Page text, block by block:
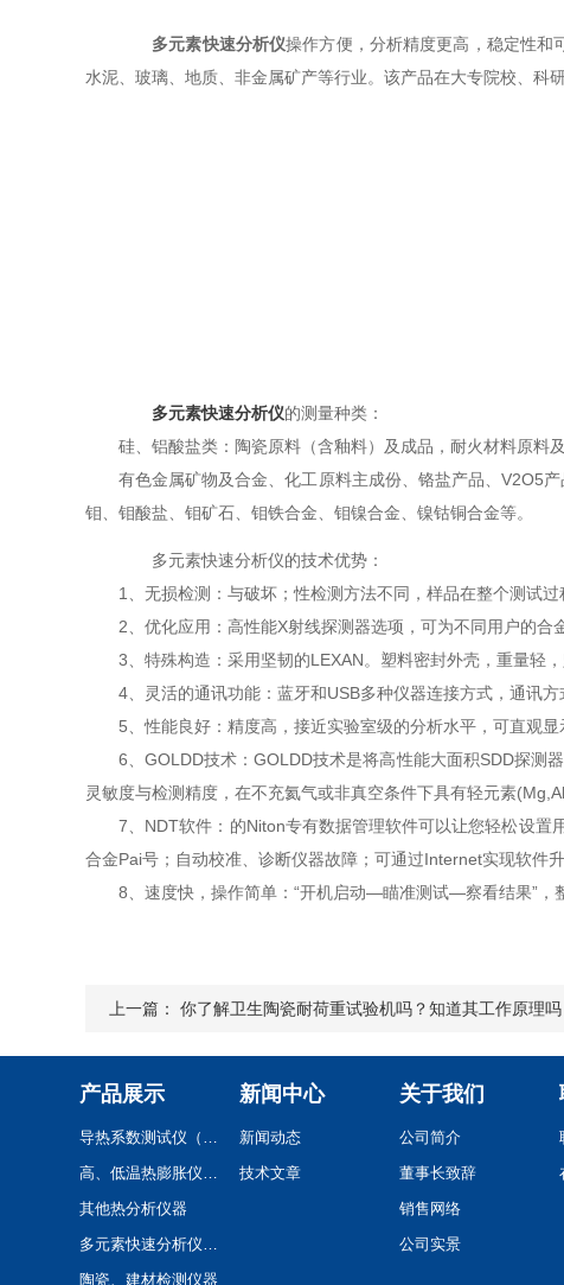
多元素快速分析仪操作方便，分析精度更高，稳定性和
水泥、玻璃、地质、非金属矿产等行业。该产品在大专院校、科
多元素快速分析仪的测量种类：
硅、铝酸盐类：陶瓷原料（含釉料）及成品，耐火材料原料及
有色金属矿物及合金、化工原料主成份、铬盐产品、V2O5产
钼、钼酸盐、钼矿石、钼铁合金、钼镍合金、镍钴铜合金等。
多元素快速分析仪的技术优势：
1、无损检测：与破坏；性检测方法不同，样品在整个测试过
2、优化应用：高性能X射线探测器选项，可为不同用户的合
3、特殊构造：采用坚韧的LEXAN。塑料密封外壳，重量轻，
4、灵活的通讯功能：蓝牙和USB多种仪器连接方式，通讯方
5、性能良好：精度高，接近实验室级的分析水平，可直观显
6、GOLDD技术：GOLDD技术是将高性能大面积SDD探测器
灵敏度与检测精度，在不充氦气或非真空条件下具有轻元素
7、NDT软件：的Niton专有数据管理软件可以让您轻松设置
合金Pai号；自动校准、诊断仪器故障；可通过Internet实现软件升
8、速度快，操作简单：“开机启动—瞄准测试—察看结果”，整
上一篇： 你了解卫生陶瓷耐荷重试验机吗？知道其工作原理吗
产品展示
导热系数测试仪（系列）
高、低温热膨胀仪(系列)
其他热分析仪器
多元素快速分析仪(系列)
陶瓷、建材检测仪器
新闻中心
新闻动态
技术文章
关于我们
公司简介
董事长致辞
销售网络
公司实景